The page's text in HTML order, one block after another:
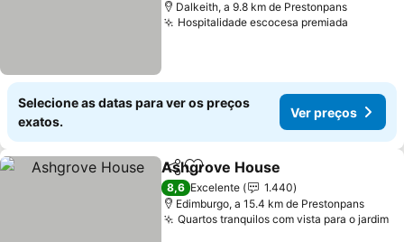
Dalkeith, a 9.8 km de Prestonpans
Hospitalidade escocesa premiada
Selecione as datas para ver os preços
exatos.
Ver preços
PartilharAdicionar aos favoritos
Ashgrove House
8,6 Excelente
1.440
Edimburgo, a 15.4 km de Prestonpans
Quartos tranquilos com vista para o jardim